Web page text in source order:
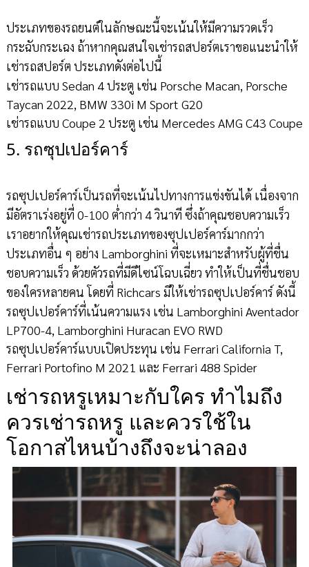
ประเภทของรถยนต์ในลักษณะนี้จะเน้นให้มีความรวดเร็ว
กระฉับกระเฉง ถ้าหากคุณสนใจเช่ารถสปอร์ตเราขอแนะนำให้
เช่ารถสปอร์ต ประเภทดังต่อไปนี้
เช่ารถแบบ Sedan 4 ประตู เช่น Porsche Macan, Porsche
Taycan 2022, BMW 330i M Sport G20
เช่ารถแบบ Coupe 2 ประตู เช่น Mercedes AMG C43 Coupe
5. รถซุปเปอร์คาร์
รถซุปเปอร์คาร์เป็นรถที่จะเน้นไปทางการแข่งขันได้ เนื่องจาก
มีอัตราเร่งอยู่ที่ 0-100 ต่ำกว่า 4 วินาที ซึ่งถ้าคุณชอบความเร็ว
เราอยากให้คุณเช่ารถประเภทของซุปเปอร์คาร์มากกว่า
ประเภทอื่น ๆ อย่าง Lamborghini ที่จะเหมาะสำหรับผู้ที่ชื่น
ชอบความเร็ว ด้วยตัวรถที่มีดีไซน์โฉบเฉี่ยว ทำให้เป็นที่ชื่นชอบ
ของใครหลายคน โดยที่ Richcars มีให้เช่ารถซุปเปอร์คาร์ ดังนี้
รถซุปเปอร์คาร์ที่เน้นความแรง เช่น Lamborghini Aventador
LP700-4, Lamborghini Huracan EVO RWD
รถซุปเปอร์คาร์แบบเปิดประทุน เช่น Ferrari California T,
Ferrari Portofino M 2021 และ Ferrari 488 Spider
เช่ารถหรูเหมาะกับใคร ทำไมถึง
ควรเช่ารถหรู และควรใช้ใน
โอกาสไหนบ้างถึงจะน่าลอง